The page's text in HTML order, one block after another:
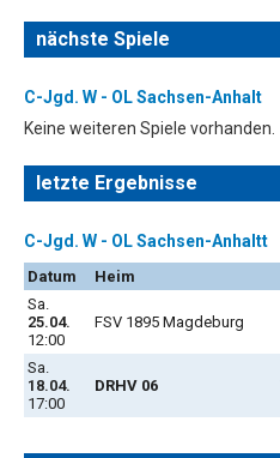
nächste Spiele
C-Jgd. W - OL Sachsen-Anhalt
Keine weiteren Spiele vorhanden.
letzte Ergebnisse
C-Jgd. W - OL Sachsen-Anhaltt
Datum Heim
Sa.
25.04.
12:00
FSV 1895 Magdeburg
Sa.
18.04.
17:00
DRHV 06